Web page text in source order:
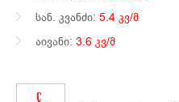
სან. კვანძი: 5.4 კვ/მ
აივანი: 3.6 კვ/მ